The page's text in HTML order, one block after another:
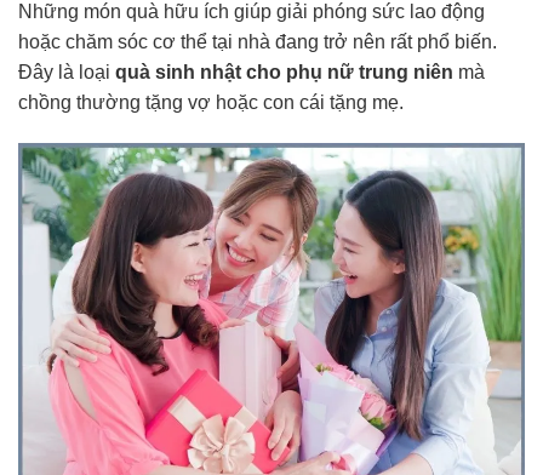
Những món quà hữu ích giúp giải phóng sức lao động
hoặc chăm sóc cơ thể tại nhà đang trở nên rất phổ biến.
Đây là loại quà sinh nhật cho phụ nữ trung niên mà
chồng thường tặng vợ hoặc con cái tặng mẹ.